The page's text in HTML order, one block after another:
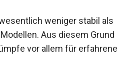
weniger stabil als
Aus diesem Grund
vor allem für erfahrene